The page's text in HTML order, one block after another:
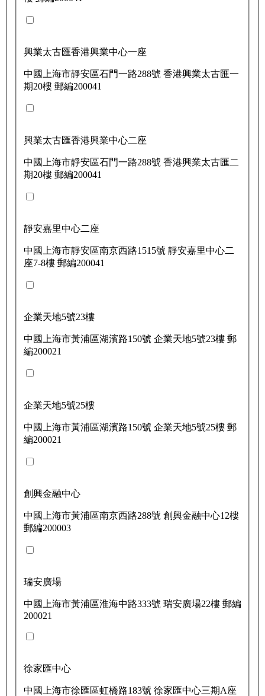
興業太古匯香港興業中心一座
中國上海市靜安區石門一路288號 香港興業太古匯一
期20樓 郵編200041
興業太古匯香港興業中心二座
中國上海市靜安區石門一路288號 香港興業太古匯二
期20樓 郵編200041
靜安嘉里中心二座
中國上海市靜安區南京西路1515號 靜安嘉里中心二
座7-8樓 郵編200041
企業天地5號23樓
中國上海市黃浦區湖濱路150號 企業天地5號23樓 郵
編200021
企業天地5號25樓
中國上海市黃浦區湖濱路150號 企業天地5號25樓 郵
編200021
創興金融中心
中國上海市黃浦區南京西路288號 創興金融中心12樓
郵編200003
瑞安廣場
中國上海市黃浦區淮海中路333號 瑞安廣場22樓 郵編
200021
徐家匯中心
中國上海市徐匯區虹橋路183號 徐家匯中心三期A座